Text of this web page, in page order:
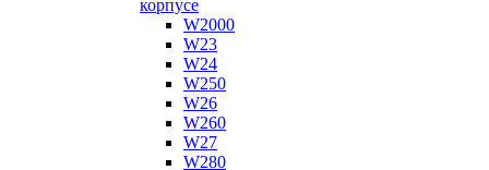
корпусе
W2000
W23
W24
W250
W26
W260
W27
W280